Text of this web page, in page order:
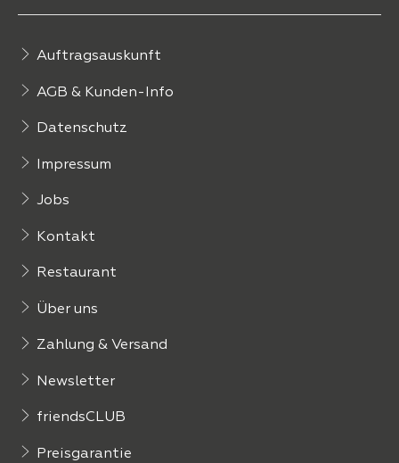
Auftragsauskunft
AGB & Kunden-Info
Datenschutz
Impressum
Jobs
Kontakt
Restaurant
Über uns
Zahlung & Versand
Newsletter
friendsCLUB
Preisgarantie